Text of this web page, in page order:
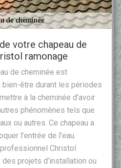
votre chapeau de
ramonage
de cheminée est
être durant les périodes
à la cheminée d’avoir
phénomènes tels que
ou autres. Ce chapeau a
l’entrée de l’eau.
Christol
projets d’installation ou